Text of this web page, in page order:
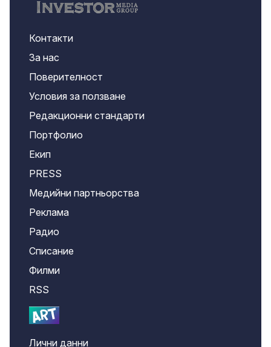
Контакти
За нас
Поверителност
Условия за ползване
Редакционни стандарти
Портфолио
Екип
PRESS
Медийни партньорства
Реклама
Радио
Списание
Филми
RSS
Лични данни